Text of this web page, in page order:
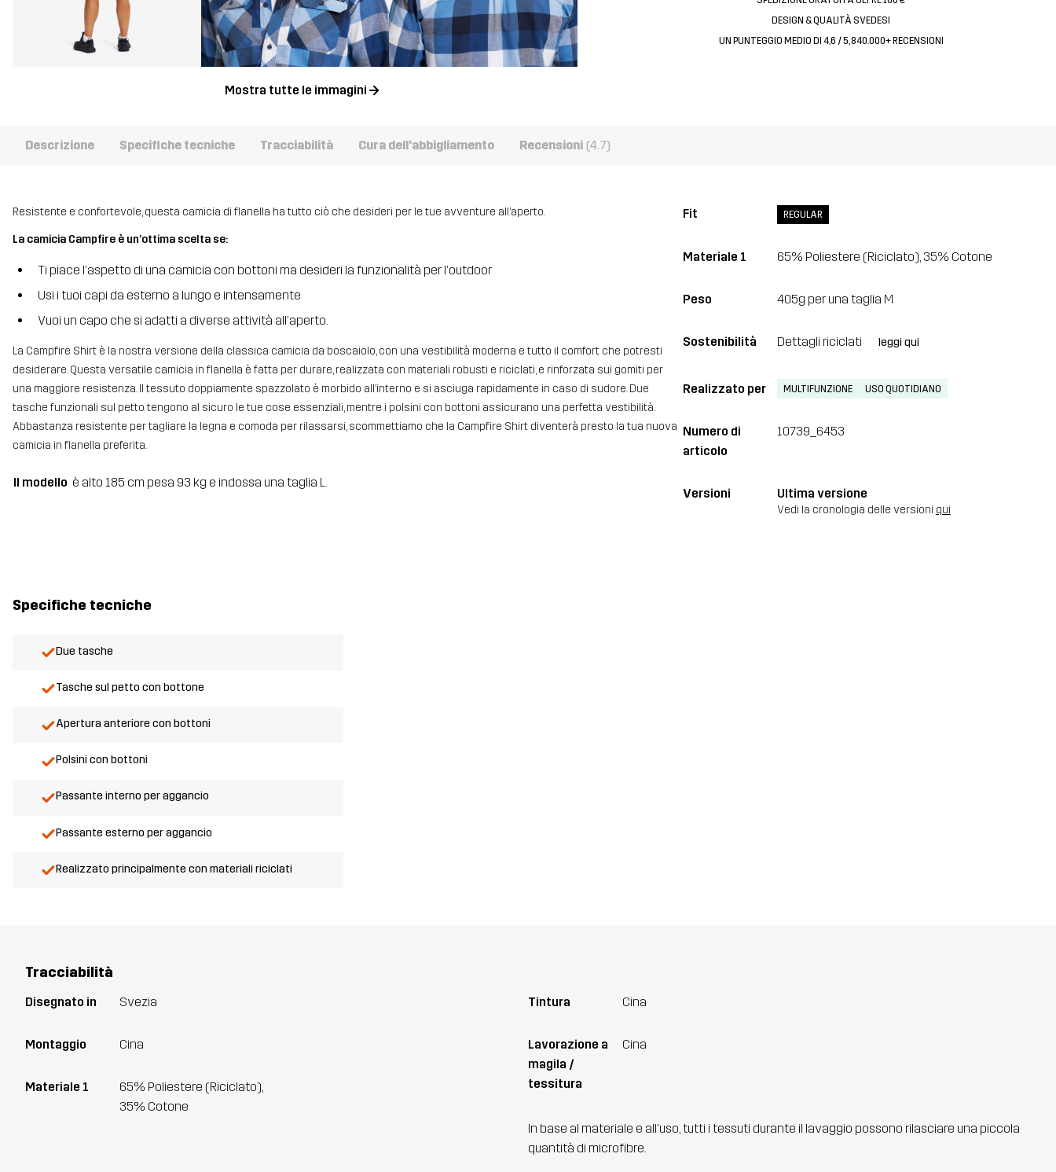
Mostra tutte le immagini
DESIGN & QUALITÀ SVEDESI
UN PUNTEGGIO MEDIO DI 4,6 / 5, 840.000+ RECENSIONI
Descrizione Specifiche tecniche Tracciabilità Cura dell'abbigliamento Recensioni (4.7)
Resistente e confortevole, questa camicia di flanella ha tutto ciò che desideri per le tue avventure all’aperto.
La camicia Campfire è un’ottima scelta se:
Ti piace l’aspetto di una camicia con bottoni ma desideri la funzionalità per l’outdoor
Usi i tuoi capi da esterno a lungo e intensamente
Vuoi un capo che si adatti a diverse attività all’aperto.
La Campfire Shirt è la nostra versione della classica camicia da boscaiolo, con una vestibilità moderna e tutto il comfort che potresti
desiderare. Questa versatile camicia in flanella è fatta per durare, realizzata con materiali robusti e riciclati, e rinforzata sui gomiti per
una maggiore resistenza. Il tessuto doppiamente spazzolato è morbido all’interno e si asciuga rapidamente in caso di sudore. Due
tasche funzionali sul petto tengono al sicuro le tue cose essenziali, mentre i polsini con bottoni assicurano una perfetta vestibilità.
Abbastanza resistente per tagliare la legna e comoda per rilassarsi, scommettiamo che la Campfire Shirt diventerà presto la tua nuova
camicia in flanella preferita.
Il modello è alto 185 cm pesa 93 kg e indossa una taglia L.
Fit REGULAR
Materiale 1 65% Poliestere (Riciclato), 35% Cotone
Peso 405g per una taglia M
Sostenibilità Dettagli riciclati leggi qui
Realizzato per MULTIFUNZIONE USO QUOTIDIANO
Numero di
articolo
10739_6453
Versioni Ultima versione
Vedi la cronologia delle versioni qui
Specifiche tecniche
Due tasche
Tasche sul petto con bottone
Apertura anteriore con bottoni
Polsini con bottoni
Passante interno per aggancio
Passante esterno per aggancio
Realizzato principalmente con materiali riciclati
Tracciabilità
Disegnato in Svezia
Montaggio Cina
Materiale 1
65% Poliestere (Riciclato),
35% Cotone
Tintura Cina
Lavorazione a
magila /
tessitura
Cina
In base al materiale e all'uso, tutti i tessuti durante il lavaggio possono rilasciare una piccola
quantità di microfibre.